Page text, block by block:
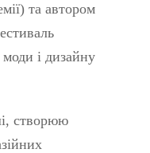
та автором
і дизайну
створюю